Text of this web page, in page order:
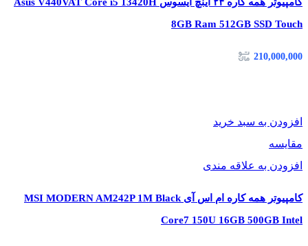
سیم به مشتریان گرامی عرضه میشود.
8GB Ram 512GB SSD Touch
210,000,000
افزودن به سبد خرید
مقایسه
افزودن به علاقه مندی
کامپیوتر همه کاره ام اس آی MSI MODERN AM242P 1M Black
Core7 150U 16GB 500GB Intel